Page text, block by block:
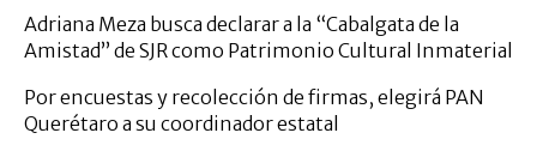
Adriana Meza busca declarar a la “Cabalgata de la
Amistad” de SJR como Patrimonio Cultural Inmaterial
Por encuestas y recolección de firmas, elegirá PAN
Querétaro a su coordinador estatal